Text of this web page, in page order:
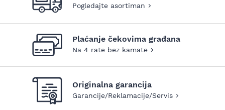
Pogledajte asortiman
Plaćanje čekovima građana
Na 4 rate bez kamate
Originalna garancija
Garancije/Reklamacije/Servis